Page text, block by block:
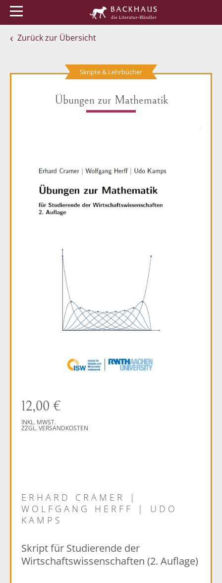
Zurück zur Übersicht
Skripte & Lehrbücher
Übungen zur Mathematik
12,00 €
INKL. MWST.
ZZGL. VERSANDKOSTEN
ERHARD CRAMER |
WOLFGANG HERFF | UDO
KAMPS
Skript für Studierende der
Wirtschaftswissenschaften (2. Auflage)